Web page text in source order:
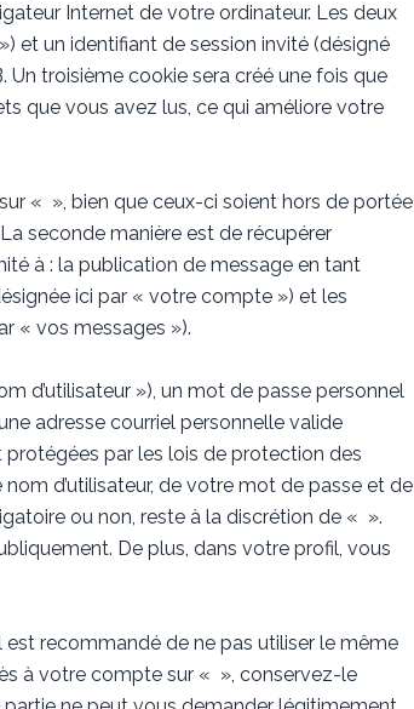
Internet de votre ordinateur. Les deux
et un identifiant de session invité (désigné
troisième cookie sera créé une fois que
que vous avez lus, ce qui améliore votre
« », bien que ceux-ci soient hors de portée
seconde manière est de récupérer
à : la publication de message en tant
ici par « votre compte ») et les
« vos messages »).
d’utilisateur »), un mot de passe personnel
adresse courriel personnelle valide
par les lois de protection des
d’utilisateur, de votre mot de passe et de
ou non, reste à la discrétion de « ».
De plus, dans votre profil, vous
est recommandé de ne pas utiliser le même
à votre compte sur « », conservez-le